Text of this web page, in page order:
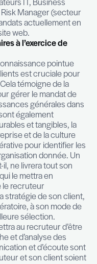
de sélection,
outil d’analyse
D.I.S.C.
professionnel) et
optimale.
dernièrement géré
pour des
directeur
informatiques
fintech), chef de
analyse
informatique,
équipe avant-
IT,
Risk
mandats
notre site web.
à